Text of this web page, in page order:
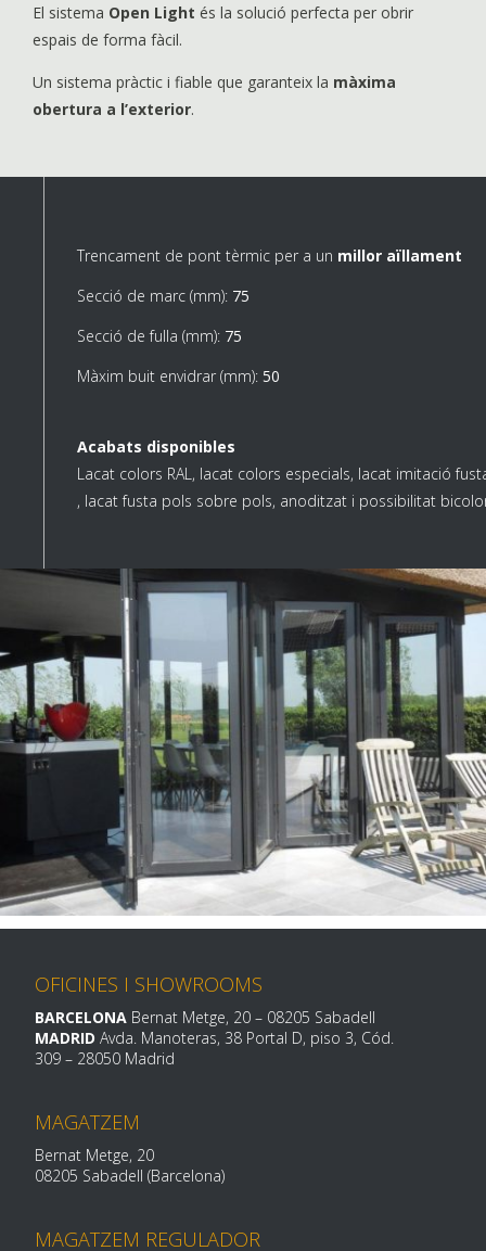
El sistema Open Light és la solució perfecta per obrir
espais de forma fàcil.
Un sistema pràctic i fiable que garanteix la màxima
obertura a l’exterior.
Trencament de pont tèrmic per a un millor aïllament
Secció de marc (mm): 75
Secció de fulla (mm): 75
Màxim buit envidrar (mm): 50
Acabats disponibles
Lacat colors RAL, lacat colors especials, lacat imitació
, lacat fusta pols sobre pols, anoditzat i possibilitat
OFICINES I SHOWROOMS
BARCELONA Bernat Metge, 20 – 08205 Sabadell
MADRID Avda. Manoteras, 38 Portal D, piso 3, Cód.
309 – 28050 Madrid
MAGATZEM
Bernat Metge, 20
08205 Sabadell (Barcelona)
MAGATZEM REGULADOR